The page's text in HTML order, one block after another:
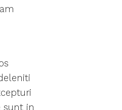
sunt in